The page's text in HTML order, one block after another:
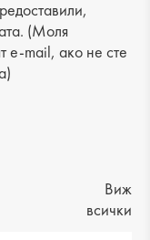
(Моля
e-mail, ако не сте
Виж
всички